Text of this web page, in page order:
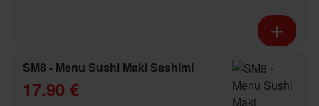
SM8 - Menu Sushi Maki Sashimi
17.90 €